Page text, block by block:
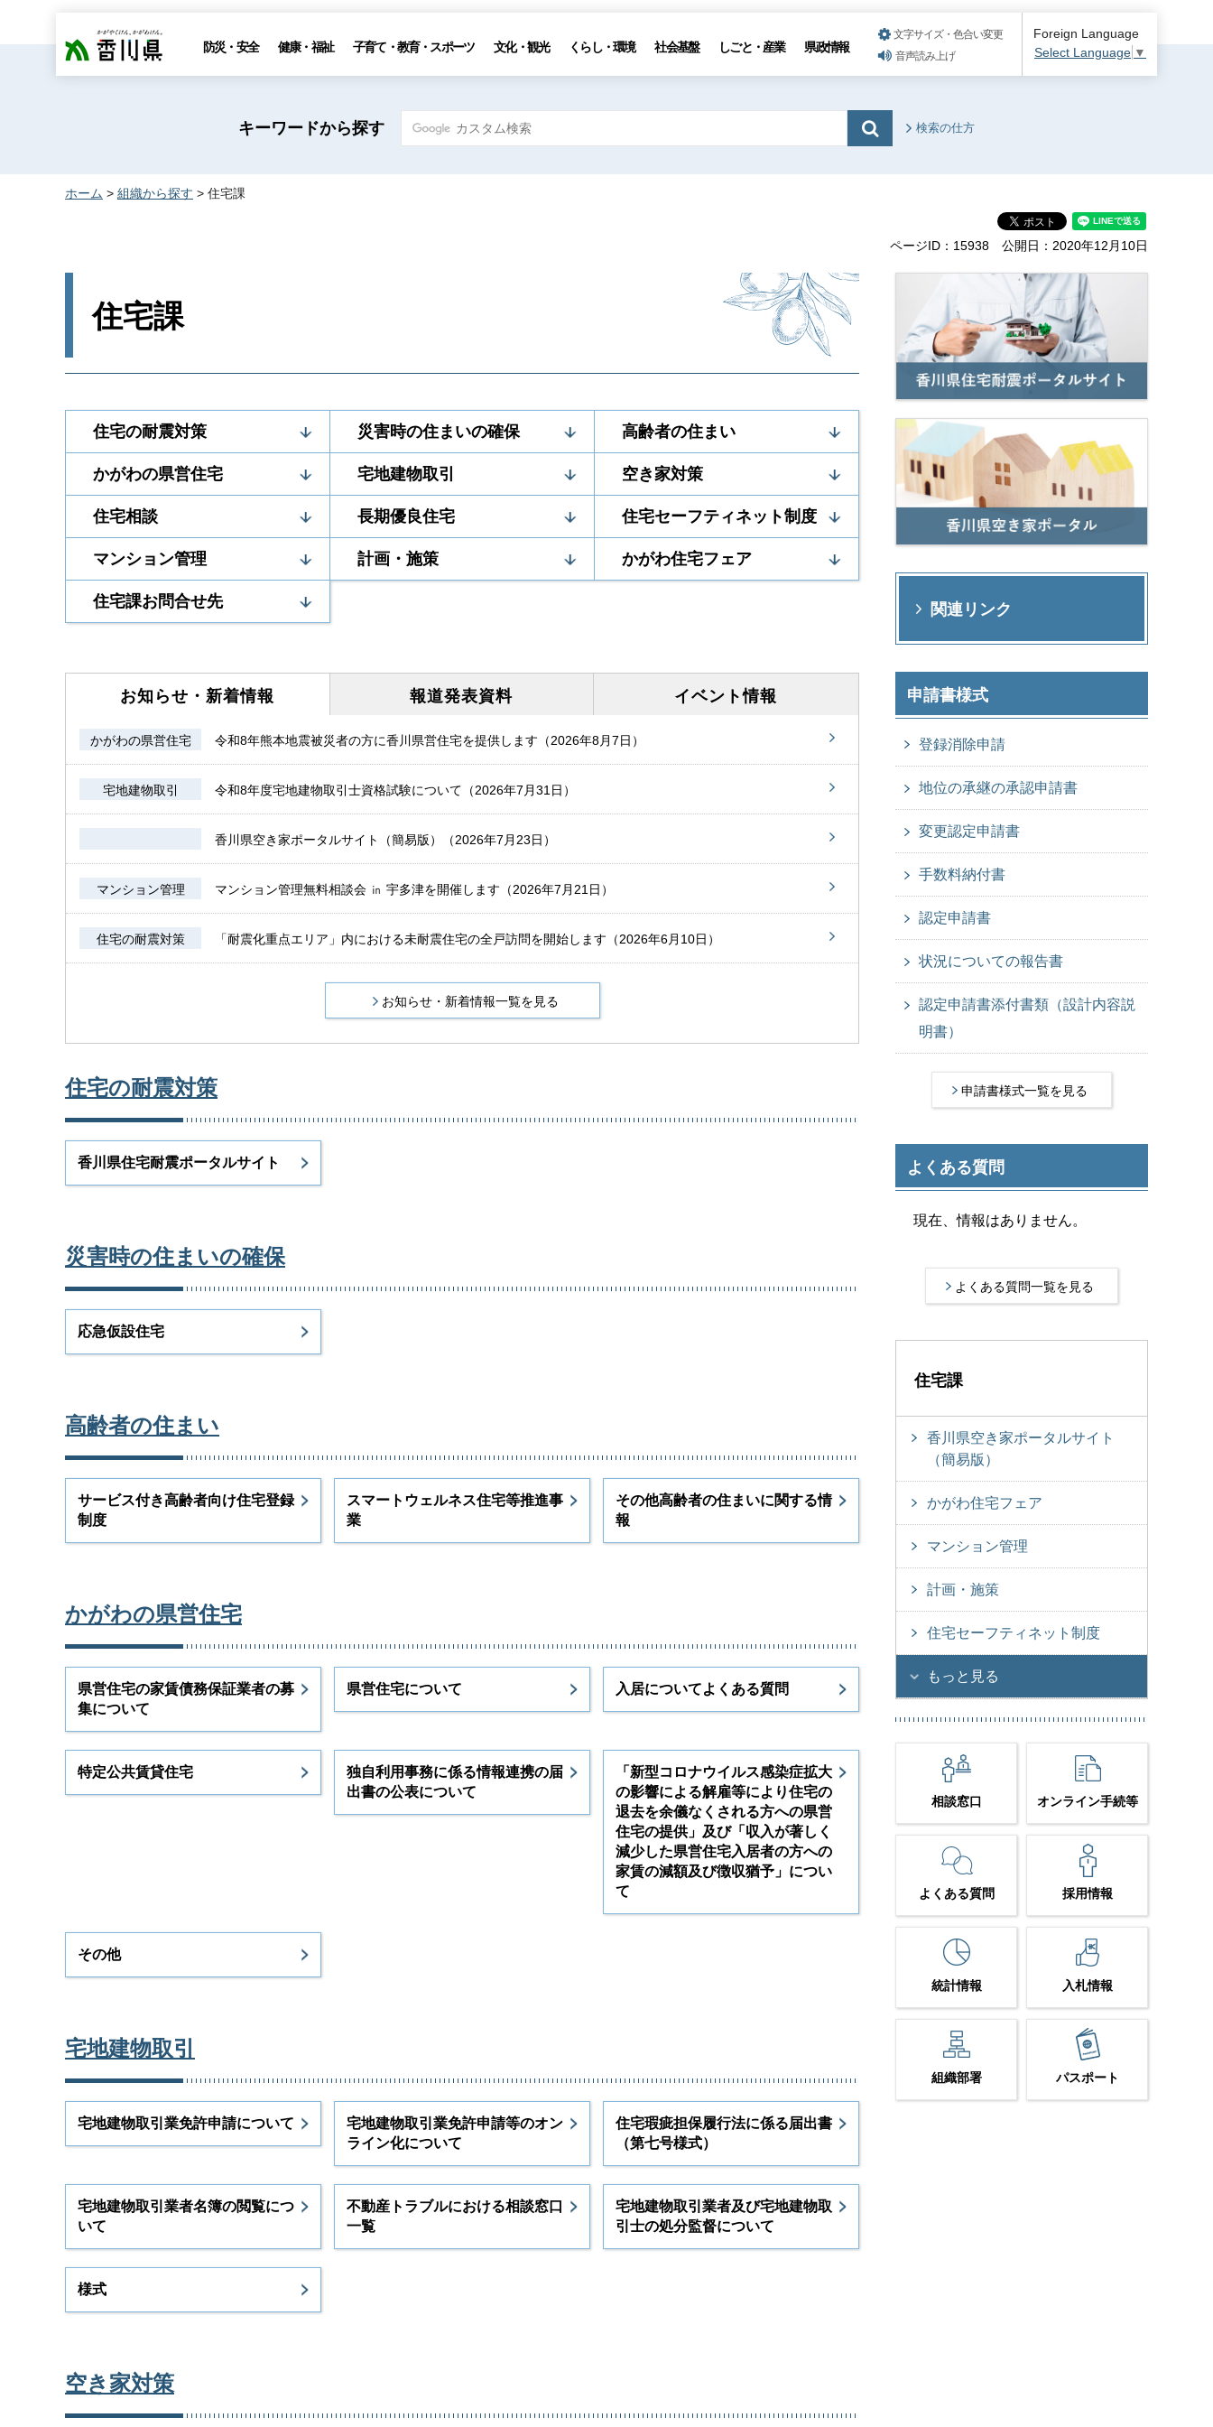
香川県 防災・安全 健康・福祉 子育て・教育・スポーツ 文化・観光 くらし・環境 社会基盤 しごと・産業 県政情報
文字サイズ・色合い変更
音声読み上げ
Foreign Language
Select Language ▼
キーワードから探す 検索の仕方
ホーム > 組織から探す > 住宅課
ページID：15938 公開日：2020年12月10日
住宅課
住宅の耐震対策 災害時の住まいの確保 高齢者の住まい
かがわの県営住宅 宅地建物取引 空き家対策
住宅相談 長期優良住宅 住宅セーフティネット制度
マンション管理 計画・施策 かがわ住宅フェア
住宅課お問合せ先
お知らせ・ 新着情報
かがわの県営住宅 令和8年熊本地震被災者の方に香川県営住宅を提供します（2026年8月7日）
宅地建物取引 令和8年度宅地建物取引士資格試験について（2026年7月31日）
香川県空き家ポータルサイト（簡易版）（2026年7月23日）
マンション管理 マンション管理無料相談会 ㏌ 宇多津を開催します（2026年7月21日）
住宅の耐震対策 「耐震化重点エリア」内における未耐震住宅の全戸訪問を開始します（2026年6月10日）
お知らせ・新着情報一覧を見る
報道発表資料 イベント情報
住宅の耐震対策
香川県住宅耐震ポータルサイト
災害時の住まいの確保
応急仮設住宅
高齢者の住まい
サービス付き高齢者向け住宅登録
制度
スマートウェルネス住宅等推進事
業
その他高齢者の住まいに関する情
報
かがわの県営住宅
県営住宅の家賃債務保証業者の募
集について
県営住宅について 入居についてよくある質問
特定公共賃貸住宅
独自利用事務に係る情報連携の届
出書の公表について
「新型コロナウイルス感染症拡大
の影響による解雇等により住宅の
退去を余儀なくされる方への県営
住宅の提供」及び「収入が著しく
減少した県営住宅入居者の方への
家賃の減額及び徴収猶予」につい
て
その他
宅地建物取引
宅地建物取引業免許申請について
宅地建物取引業免許申請等のオン
ライン化について
住宅瑕疵担保履行法に係る届出書
（第七号様式）
宅地建物取引業者名簿の閲覧につ
いて
不動産トラブルにおける相談窓口
一覧
宅地建物取引業者及び宅地建物取
引士の処分監督について
様式
空き家対策
関連リンク
申請書様式
登録消除申請
地位の承継の承認申請書
変更認定申請書
手数料納付書
認定申請書
状況についての報告書
認定申請書添付書類（設計内容説
明書）
申請書様式一覧を見る
よくある質問
現在、情報はありません。
よくある質問一覧を見る
住宅課
香川県空き家ポータルサイト
（簡易版）
かがわ住宅フェア
マンション管理
計画・施策
住宅セーフティネット制度
もっと見る
相談窓口 オンライン手続等
よくある質問 採用情報
統計情報 入札情報
組織部署 パスポート